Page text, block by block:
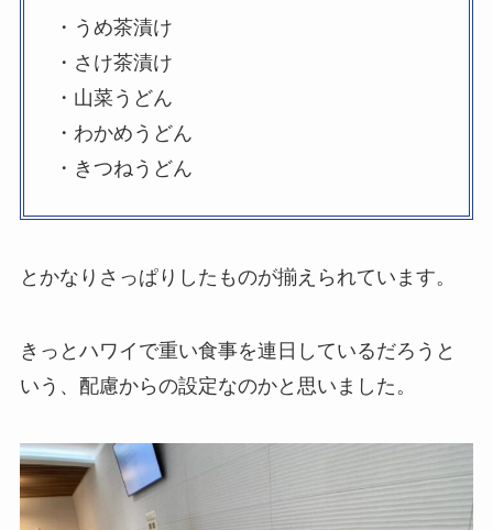
・うめ茶漬け
・さけ茶漬け
・山菜うどん
・わかめうどん
・きつねうどん
とかなりさっぱりしたものが揃えられています。
きっとハワイで重い食事を連日しているだろうと
いう、配慮からの設定なのかと思いました。